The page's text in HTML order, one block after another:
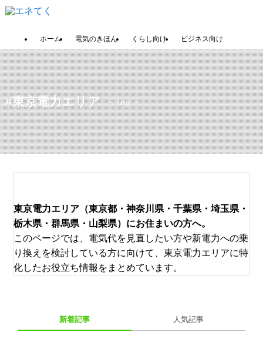
ホーム 電気のきほん くらし向け ビジネス向け
#東京電力エリア – tag –
東京電力エリア（東京都・神奈川県・千葉県・埼玉県・
栃木県・群馬県・山梨県）にお住まいの方へ。
このページでは、電気代を見直したい方や新電力への乗
り換えを検討している方に向けて、東京電力エリアに特
化したお役立ち情報をまとめています。
新着記事 人気記事